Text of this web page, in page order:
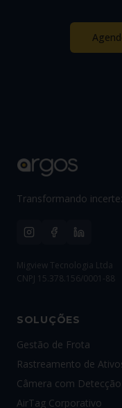
Transformando
Migview Tecnologia Ltda
CNPJ 15.378.156/0001-88
SOLUÇÕES
Gestão de Frota
Rastreamento de
Câmera com
AirTag Corporativo